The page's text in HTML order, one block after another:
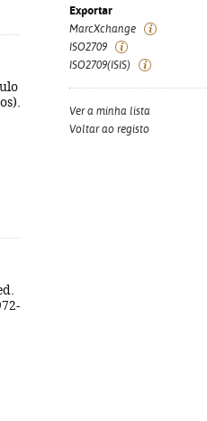
Exportar
MarcXchange
ISO2709
ISO2709(ISIS)
Ver a minha lista
Voltar ao registo